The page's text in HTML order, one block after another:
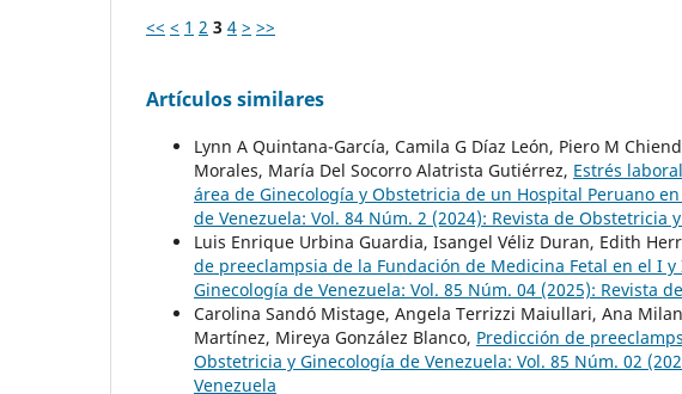
<< < 1 2 3 4 > >>
Artículos similares
Lynn A Quintana-García, Camila G Díaz León, Piero M
Morales, María Del Socorro Alatrista Gutiérrez, Estrés
área de Ginecología y Obstetricia de un Hospital Peruano
de Venezuela: Vol. 84 Núm. 2 (2024): Revista de Obstetricia
Luis Enrique Urbina Guardia, Isangel Véliz Duran, Edith
de preeclampsia de la Fundación de Medicina Fetal en el I
Ginecología de Venezuela: Vol. 85 Núm. 04 (2025): Revista
Carolina Sandó Mistage, Angela Terrizzi Maiullari, Ana
Martínez, Mireya González Blanco, Predicción de
Obstetricia y Ginecología de Venezuela: Vol. 85 Núm. 02
Venezuela